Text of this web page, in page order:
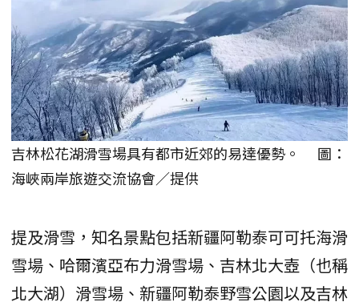
吉林松花湖滑雪場具有都市近郊的易達優勢。 圖：
海峽兩岸旅遊交流協會／提供
提及滑雪，知名景點包括新疆阿勒泰可可托海滑
雪場、哈爾濱亞布力滑雪場、吉林北大壺（也稱
北大湖）滑雪場、新疆阿勒泰野雪公園以及吉林